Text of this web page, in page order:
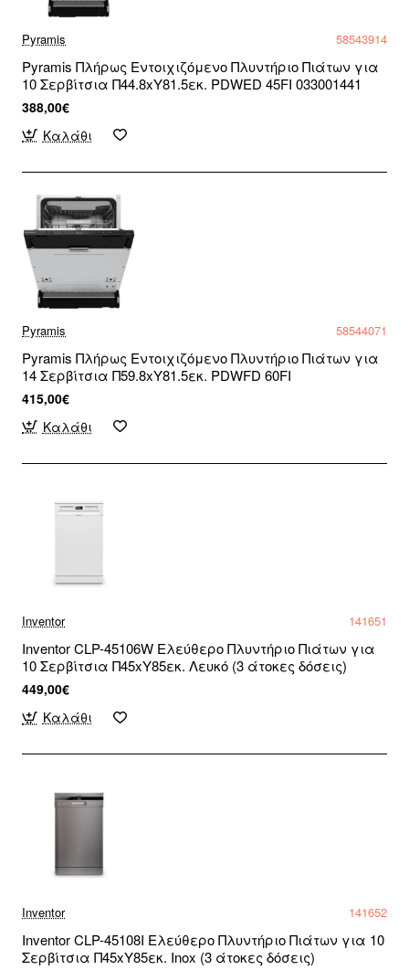
Pyramis 58543914
Pyramis Πλήρως Εντοιχιζόμενο Πλυντήριο Πιάτων για
10 Σερβίτσια Π44.8xY81.5εκ. PDWED 45FI 033001441
388,00€
Καλάθι
Pyramis 58544071
Pyramis Πλήρως Εντοιχιζόμενο Πλυντήριο Πιάτων για
14 Σερβίτσια Π59.8xY81.5εκ. PDWFD 60FI
415,00€
Καλάθι
Inventor 141651
Inventor CLP-45106W Ελεύθερο Πλυντήριο Πιάτων για
10 Σερβίτσια Π45xY85εκ. Λευκό (3 άτοκες δόσεις)
449,00€
Καλάθι
Inventor 141652
Inventor CLP-45108I Ελεύθερο Πλυντήριο Πιάτων για 10
Σερβίτσια Π45xY85εκ. Inox (3 άτοκες δόσεις)